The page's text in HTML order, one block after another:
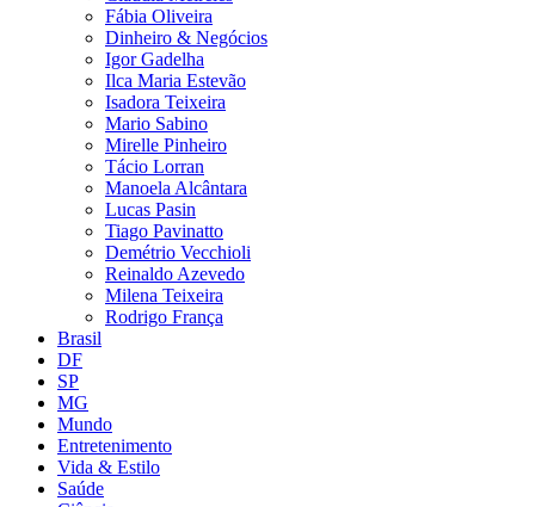
Fábia Oliveira
Dinheiro & Negócios
Igor Gadelha
Ilca Maria Estevão
Isadora Teixeira
Mario Sabino
Mirelle Pinheiro
Tácio Lorran
Manoela Alcântara
Lucas Pasin
Tiago Pavinatto
Demétrio Vecchioli
Reinaldo Azevedo
Milena Teixeira
Rodrigo França
Brasil
DF
SP
MG
Mundo
Entretenimento
Vida & Estilo
Saúde